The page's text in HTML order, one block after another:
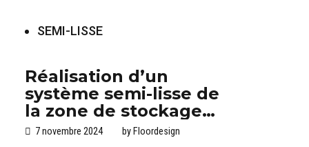
SEMI-LISSE
7 novembre 2024 byFloordesign
Réalisation d’un
système semi-lisse de
la zone de stockage
de « La ressourcerie